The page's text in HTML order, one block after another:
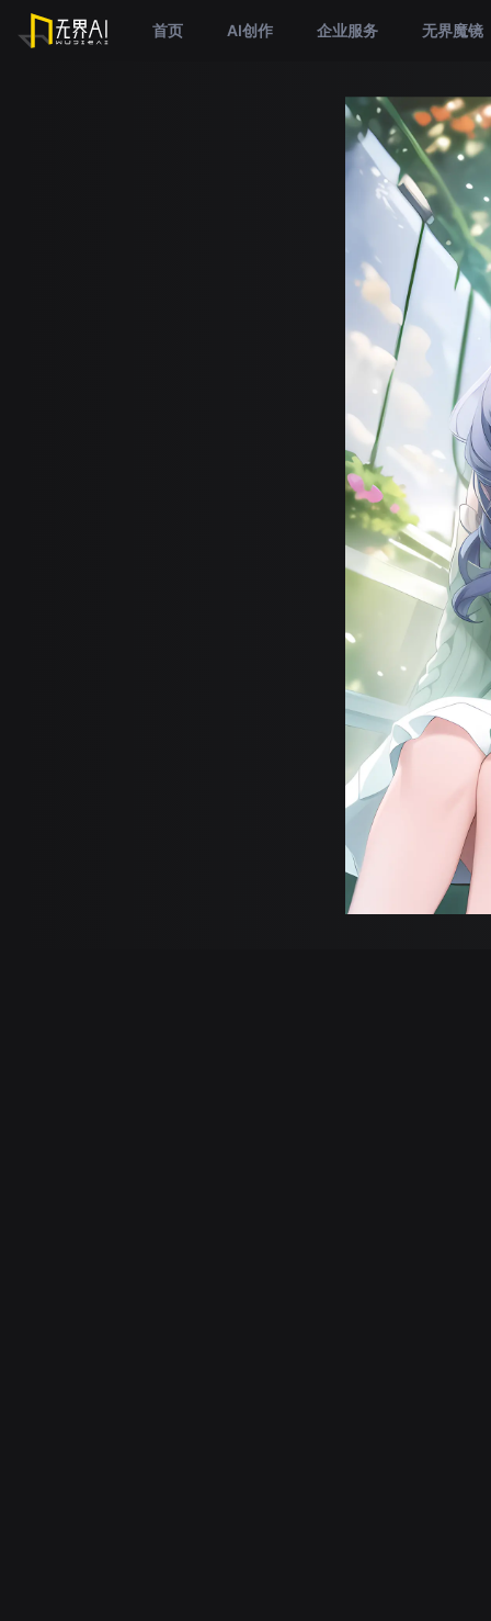
首页 AI创作 企业服务 无界魔镜